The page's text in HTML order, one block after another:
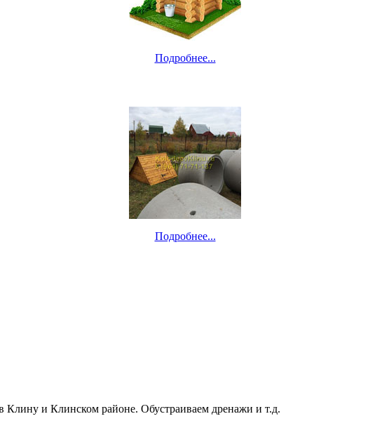
Подробнее...
Подробнее...
и Клинском районе. Обустраиваем дренажи и т.д.